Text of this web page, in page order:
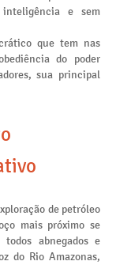
inteligência e sem
que tem nas
do poder
sua principal
de petróleo
mais próximo se
abnegados e
do Rio Amazonas,